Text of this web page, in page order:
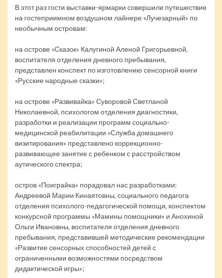
В этот раз гости выставки-ярмарки совершили путешествие
на гостеприимном воздушном лайнере «Лучезарный» по
необычным островам:
на острове «Сказок» Калугиной Аленой Григорьевной,
воспитателя отделения дневного пребывания,
представлен конспект по изготовлению сенсорной книги
«Русские народные сказки»;
на острове «Развивайка» Суворовой Светланой
Николаевной, психологом отделения диагностики,
разработки и реализации программ социально-
медицинской реабилитации «Служба домашнего
визитирования» представлено коррекционно-
развивающее занятие с ребенком с расстройством
аутического спектра;
остров «Поиграйка» порадовал нас разработками:
Андреевой Марии Кинаятовны, социального педагога
отделения психолого-педагогической помощи, конспектом
конкурсной программы «Мамины помощники» и Анохиной
Ольги Ивановны, воспитателя отделения дневного
пребывания, представившей методические рекомендации
«Развитие сенсорных способностей детей с
ограниченными возможностями посредством
дидактической игры»;